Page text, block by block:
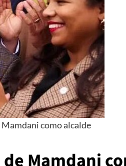
como alcalde
Mamdani